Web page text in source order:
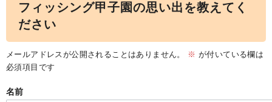
フィッシング甲子園の思い出を教えてく
ださい
メールアドレスが公開されることはありません。 ※ が付いている欄は
必須項目です
名前